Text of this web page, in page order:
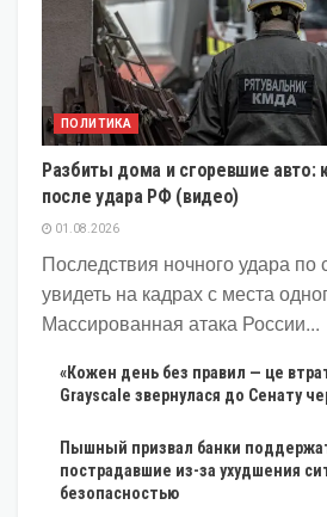
ПОЛИТИКА
Разбиты дома и сгоревшие авто:
после удара РФ (видео)
01.08.2026
Последствия ночного удара
увидеть на кадрах с места
Массированная атака России...
«Кожен день без правил — це
Grayscale звернулася до Сенату
Пышный призвал банки
пострадавшие из-за ухудшения
безопасностью